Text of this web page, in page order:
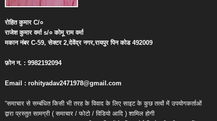
रोहित कुमारC/०
राजेश कुमार वर्माs/० कोमू राम वर्मा
मकान नंबरC-59,सेक्टर2,देवेंद्र नगर,रायपुर पिन कोड492009
फ़ोन न. : 9982192094
Email : rohityadav2471978@gmail.com
“समाचार से सम्बंधित किसी भी तरह के विवाद के लिए साइट के कुछ तत्वों में उपयोगकर्ताओं
द्वारा प्रस्तुत सामग्री ( समाचार / फोटो / विडियो आदि ) शामिल होगी